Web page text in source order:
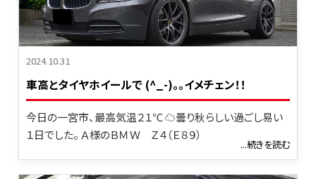
2024.10.31
車高とタイヤホイールで (^_-)｡｡イメチェン！！
今日の一宮市、最高気温２１℃ ☁曇り秋らしい過ごし易い
１日でした。 Ａ様のＢＭＷ Ｚ４（Ｅ８９）
...続きを読む